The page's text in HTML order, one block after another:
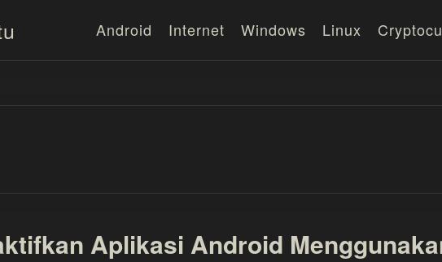
Android Internet Windows Linux
Aplikasi Android